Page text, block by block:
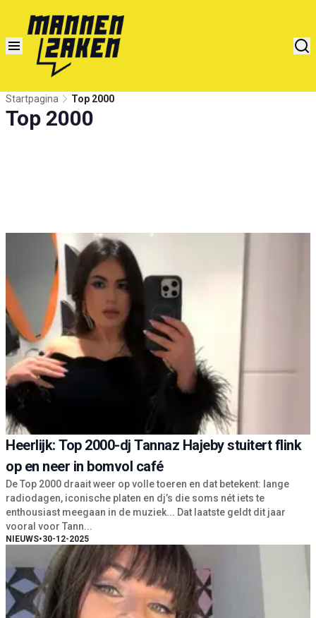
Startpagina Top 2000
Top 2000
Heerlijk: Top 2000-dj Tannaz Hajeby stuitert flink
op en neer in bomvol café
De Top 2000 draait weer op volle toeren en dat betekent: lange
radiodagen, iconische platen en dj’s die soms nét iets te
enthousiast meegaan in de muziek... Dat laatste geldt dit jaar
vooral voor Tann...
NIEUWS•30-12-2025